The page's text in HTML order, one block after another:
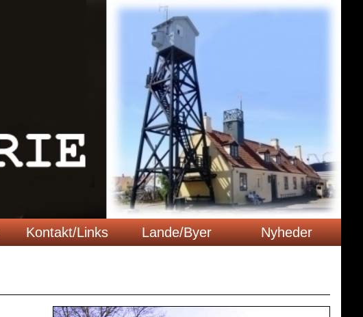
Kontakt/Links Lande/Byer Nyheder